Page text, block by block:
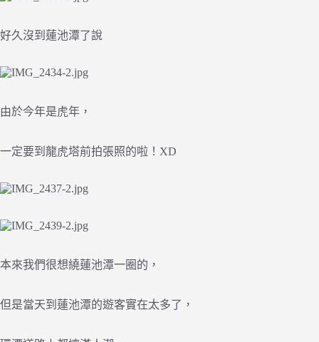
好久沒到蓮池潭了說
由於今年是虎年，
一定要到龍虎塔前拍張照的啦！XD
本來我們很想繞蓮池潭一圈的，
但是當天到蓮池潭的遊客實在太多了，